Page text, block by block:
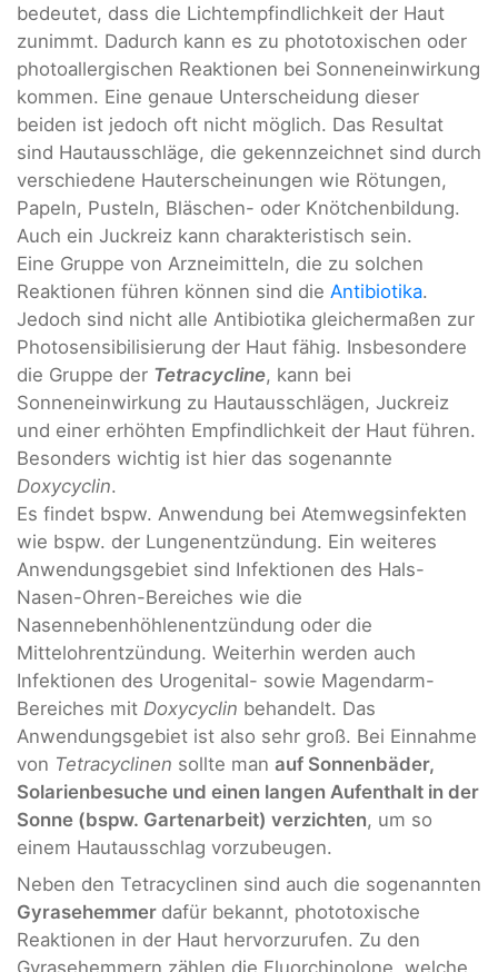
bedeutet, dass die Lichtempfindlichkeit der Haut
zunimmt. Dadurch kann es zu phototoxischen oder
photoallergischen Reaktionen bei Sonneneinwirkung
kommen. Eine genaue Unterscheidung dieser
beiden ist jedoch oft nicht möglich. Das Resultat
sind Hautausschläge, die gekennzeichnet sind durch
verschiedene Hauterscheinungen wie Rötungen,
Papeln, Pusteln, Bläschen- oder Knötchenbildung.
Auch ein Juckreiz kann charakteristisch sein.
Eine Gruppe von Arzneimitteln, die zu solchen
Reaktionen führen können sind die Antibiotika.
Jedoch sind nicht alle Antibiotika gleichermaßen zur
Photosensibilisierung der Haut fähig. Insbesondere
die Gruppe der Tetracycline, kann bei
Sonneneinwirkung zu Hautausschlägen, Juckreiz
und einer erhöhten Empfindlichkeit der Haut führen.
Besonders wichtig ist hier das sogenannte
Doxycyclin.
Es findet bspw. Anwendung bei Atemwegsinfekten
wie bspw. der Lungenentzündung. Ein weiteres
Anwendungsgebiet sind Infektionen des Hals-
Nasen-Ohren-Bereiches wie die
Nasennebenhöhlenentzündung oder die
Mittelohrentzündung. Weiterhin werden auch
Infektionen des Urogenital- sowie Magendarm-
Bereiches mit Doxycyclin behandelt. Das
Anwendungsgebiet ist also sehr groß. Bei Einnahme
von Tetracyclinen sollte man auf Sonnenbäder,
Solarienbesuche und einen langen Aufenthalt in der
Sonne (bspw. Gartenarbeit) verzichten, um so
einem Hautausschlag vorzubeugen.
Neben den Tetracyclinen sind auch die sogenannten
Gyrasehemmer dafür bekannt, phototoxische
Reaktionen in der Haut hervorzurufen. Zu den